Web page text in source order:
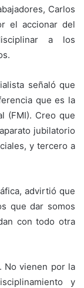
Carlos
el accionar del
a los
señaló que
que es la
(FMI). Creo que
jubilatorio
y tercero a
advirtió que
que dar somos
con todo otra
No vienen por la
y